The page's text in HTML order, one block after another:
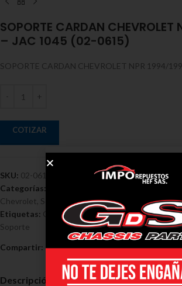
SOPORTE CARDAN
– JAC 1045 (02-0615)
SOPORTE CARDAN CHEVROLET NPR 1994/
COTIZAR
SKU: 02-0615
Categorías:
Cauchos / Muñecos
Chevrolet Soporte chevrolet npr
Etiquetas: Cardan Chevrolet,Chevrolet NPR
Soporte
Compartir:
Descripción